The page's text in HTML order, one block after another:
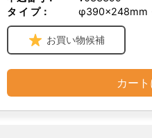
タ イ プ：
φ390×248mm
お買い物候補
カー